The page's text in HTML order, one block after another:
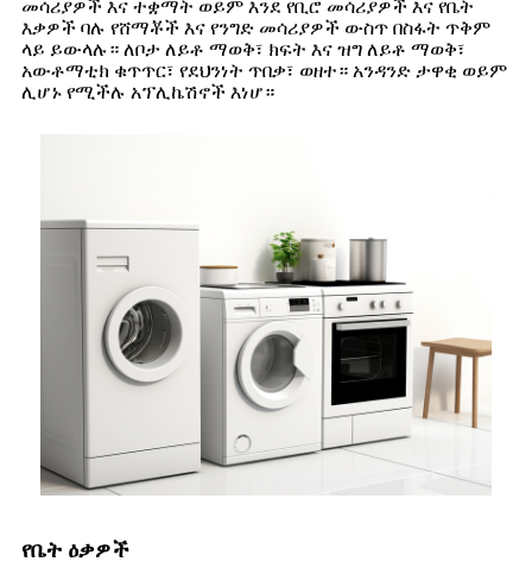
መሳሪያዎች እና ተቋማት ወይም እንደ የቢሮ መሳሪያዎች እና የቤት
እቃዎች ባሉ የሸማቾች እና የንግድ መሳሪያዎች ውስጥ በስፋት ጥቅም
ላይ ይውላሉ። ለቦታ ለይቶ ማወቅ፣ ክፍት እና ዝግ ለይቶ ማወቅ፣
አውቶማቲክ ቁጥጥር፣ የደህንነት ጥበቃ፣ ወዘተ። አንዳንድ ታዋቂ ወይም
ሊሆኑ የሚችሉ አፕሊኬሽኖች እነሆ።
የቤት ዕቃዎች